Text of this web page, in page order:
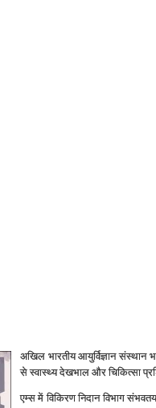
अखिल भारतीय आयुर्विज्ञान संस्‍थान
से स्‍वास्थ्‍य देखभाल और चिकित्‍सा
एम्‍स में विकिरण निदान विभाग